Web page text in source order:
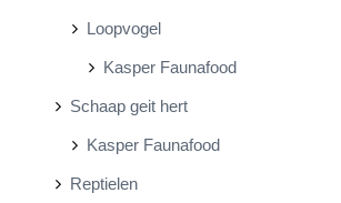
Loopvogel
Kasper Faunafood
Schaap geit hert
Kasper Faunafood
Reptielen